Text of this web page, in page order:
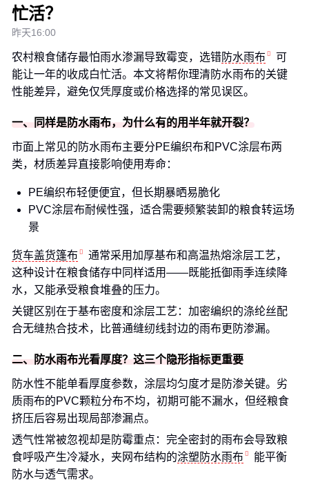
忙活？
昨天16:00
农村粮食储存最怕雨水渗漏导致霉变，选错防水雨布
可
能让一年的收成白忙活。本文将帮你理清防水雨布的关键
性能差异，避免仅凭厚度或价格选择的常见误区。
一、同样是防水雨布，为什么有的用半年就开裂？
市面上常见的防水雨布主要分PE编织布和PVC涂层布两
类，材质差异直接影响使用寿命：
PE编织布轻便便宜，但长期暴晒易脆化
PVC涂层布耐候性强，适合需要频繁装卸的粮食转运场
景
货车盖货篷布
通常采用加厚基布和高温热熔涂层工艺，
这种设计在粮食储存中同样适用——既能抵御雨季连续降
水，又能承受粮食堆叠的压力。
关键区别在于基布密度和涂层工艺：加密编织的涤纶丝配
合无缝热合技术，比普通缝纫线封边的雨布更防渗漏。
二、防水雨布光看厚度？这三个隐形指标更重要
防水性不能单看厚度参数，涂层均匀度才是防渗关键。劣
质雨布的PVC颗粒分布不均，初期可能不漏水，但经粮食
挤压后容易出现局部渗漏点。
透气性常被忽视却是防霉重点：完全密封的雨布会导致粮
食呼吸产生冷凝水，夹网布结构的涂塑防水雨布
能平衡
防水与透气需求。